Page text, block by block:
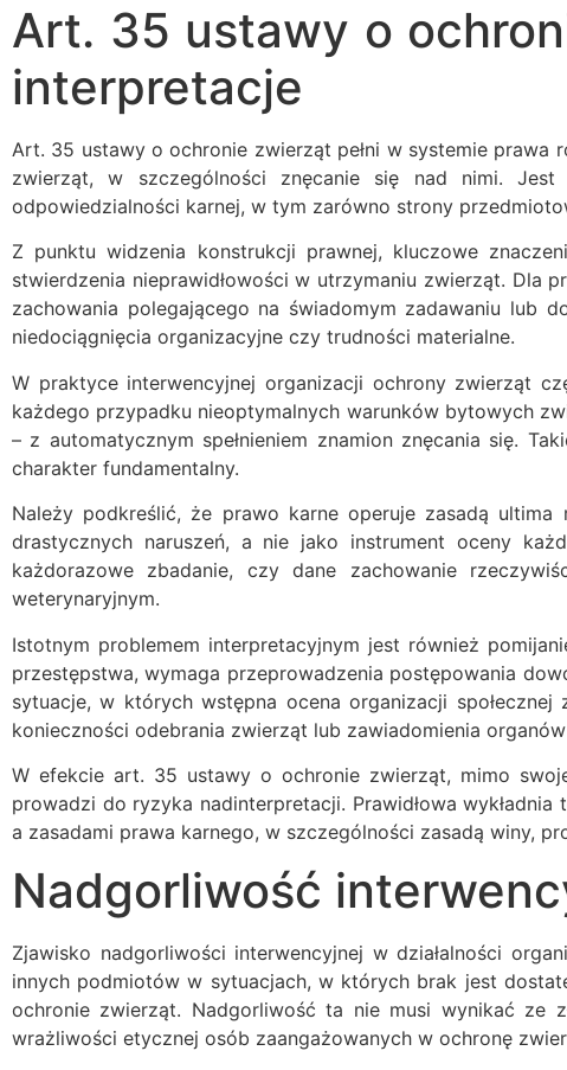
Art. 35 ustawy o
interpretacje
Art. 35 ustawy o ochronie zwierząt pełni w systemie prawa
zwierząt, w szczególności znęcanie się nad nimi. Jest
odpowiedzialności karnej, w tym zarówno strony
Z punktu widzenia konstrukcji prawnej, kluczowe
stwierdzenia nieprawidłowości w utrzymaniu zwierząt. Dla
zachowania polegającego na świadomym zadawaniu lub
niedociągnięcia organizacyjne czy trudności materialne.
W praktyce interwencyjnej organizacji ochrony zwierząt
każdego przypadku nieoptymalnych warunków bytowych
– z automatycznym spełnieniem znamion znęcania się.
charakter fundamentalny.
Należy podkreślić, że prawo karne operuje zasadą
drastycznych naruszeń, a nie jako instrument oceny
każdorazowe zbadanie, czy dane zachowanie
weterynaryjnym.
Istotnym problemem interpretacyjnym jest również
przestępstwa, wymaga przeprowadzenia postępowania
sytuacje, w których wstępna ocena organizacji
konieczności odebrania zwierząt lub zawiadomienia
W efekcie art. 35 ustawy o ochronie zwierząt, mimo
prowadzi do ryzyka nadinterpretacji. Prawidłowa
a zasadami prawa karnego, w szczególności zasadą winy,
Nadgorliwość
Zjawisko nadgorliwości interwencyjnej w działalności
innych podmiotów w sytuacjach, w których brak jest
ochronie zwierząt. Nadgorliwość ta nie musi wynikać ze
wrażliwości etycznej osób zaangażowanych w ochronę